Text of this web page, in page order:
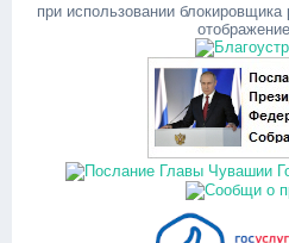
при использовании